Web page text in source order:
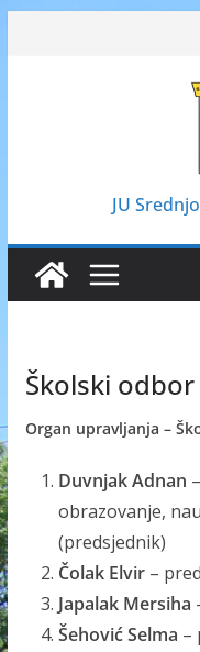
JU
Školski odbor
Organ upravljanja –
Duvnjak Adnan
obrazovanje,
(predsjednik)
Čolak Elvir–
Japalak Mersiha
Šehović Selma –